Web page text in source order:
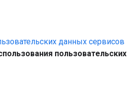
данных сервисов
пользовательских